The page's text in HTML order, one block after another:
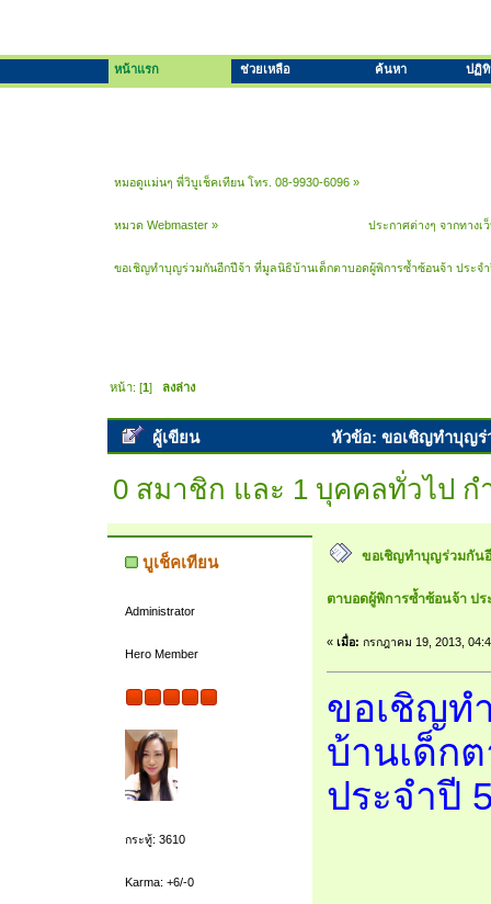
หน้าแรก ช่วยเหลือ ค้นหา ปฏิ
หมอดูแม่นๆ พี่วิบูเช็คเทียน โทร. 08-9930-6096 »
หมวด Webmaster » ประกาศต่างๆ จากทางเ
ขอเชิญทำบุญร่วมกันอีกปีจ้า ที่มูลนิธิบ้านเด็กตาบอดผู้พิการซ้ำซ้อนจ้า ประจำ
หน้า: [1] ลงล่าง
ผู้เขียน
หัวข้อ: ขอเชิญทำบุญร่
0 สมาชิก และ 1 บุคคลทั่วไป
บูเช็คเทียน
Administrator
Hero Member
กระทู้: 3610
Karma: +6/-0
ขอเชิญทำบุญร่วมกัน
ตาบอดผู้พิการซ้ำซ้อนจ้า ปร
« เมื่อ: กรกฎาคม 19, 2013,
ขอเชิญท
บ้านเด็ก
ประจำปี